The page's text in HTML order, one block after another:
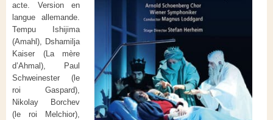
acte. Version en
langue allemande.
Tempu Ishijima
(Amahl), Dshamilja
Kaiser (La mère
d’Ahmal), Paul
Schweinester (le
roi Gaspard),
Nikolay Borchev
(le roi Melchior),